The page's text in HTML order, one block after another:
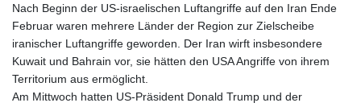
Nach Beginn der US-israelischen Luftangriffe auf den Iran Ende
Februar waren mehrere Länder der Region zur Zielscheibe
iranischer Luftangriffe geworden. Der Iran wirft insbesondere
Kuwait und Bahrain vor, sie hätten den USA Angriffe von ihrem
Territorium aus ermöglicht.
Am Mittwoch hatten US-Präsident Donald Trump und der